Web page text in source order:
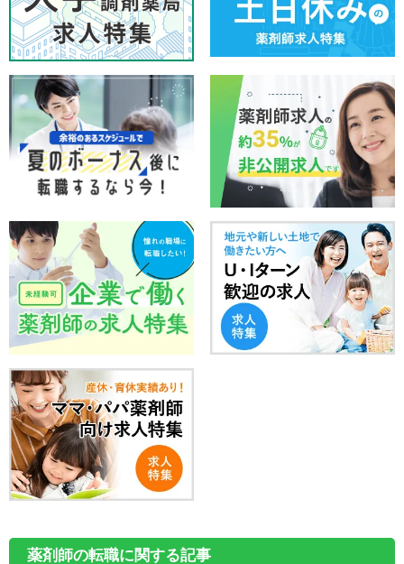
薬剤師の転職に関する記事